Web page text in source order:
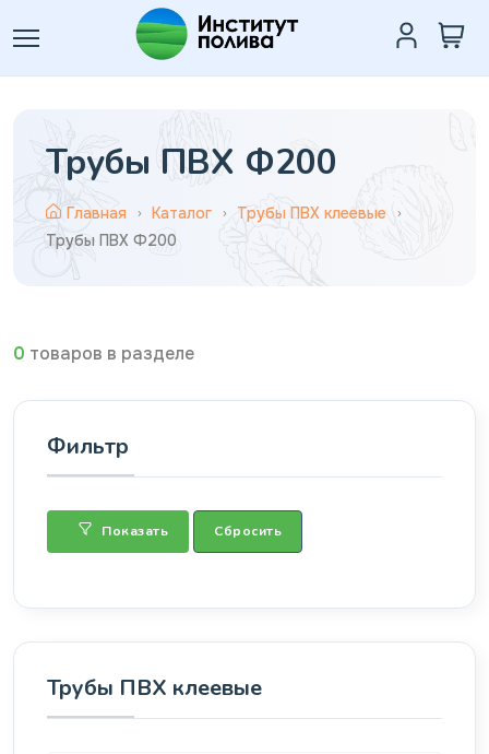
Трубы ПВХ Ф200
Главная Каталог
Трубы ПВХ клеевые
Трубы ПВХ Ф200
Фильтр
Показать Сбросить
Трубы ПВХ клеевые
0 товаров в разделе